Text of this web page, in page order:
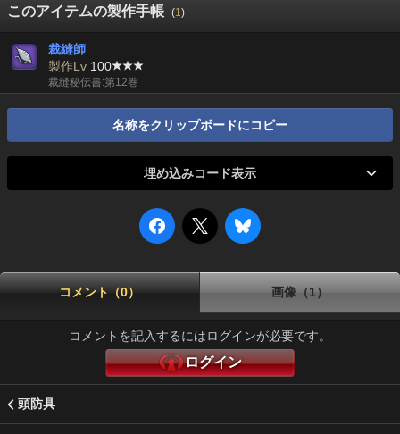
このアイテムの製作手帳 (1)
裁縫師
製作Lv 100
裁縫秘伝書:第12巻
名称をクリップボードにコピー
埋め込みコード表示
コメント（0） 画像（1）
コメントを記入するにはログインが必要です。
ログイン
頭防具